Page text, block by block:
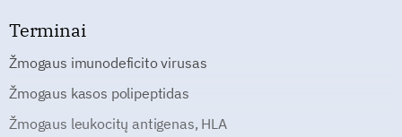
Terminai
Žmogaus imunodeficito virusas
Žmogaus kasos polipeptidas
Žmogaus leukocitų antigenas, HLA